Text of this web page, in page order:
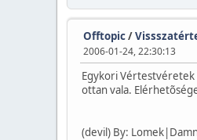
Offtopic/
2006-01-24, 22:30:13
Egykori
ottan vala.
(devil) By: